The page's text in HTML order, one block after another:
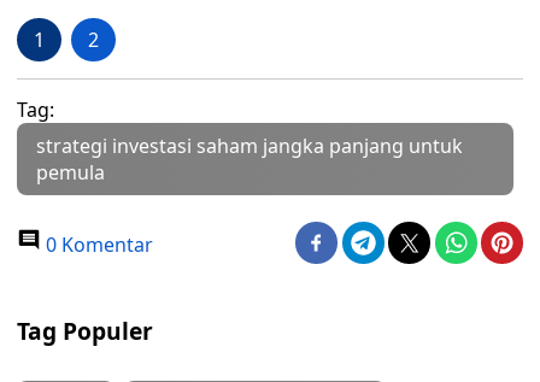
1 2
Tag:
strategi investasi saham jangka panjang untuk
pemula
0 Komentar
Tag Populer